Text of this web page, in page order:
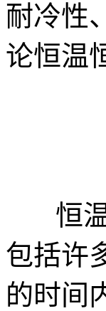
耐冷性
论恒温
恒温
包括许
的时间